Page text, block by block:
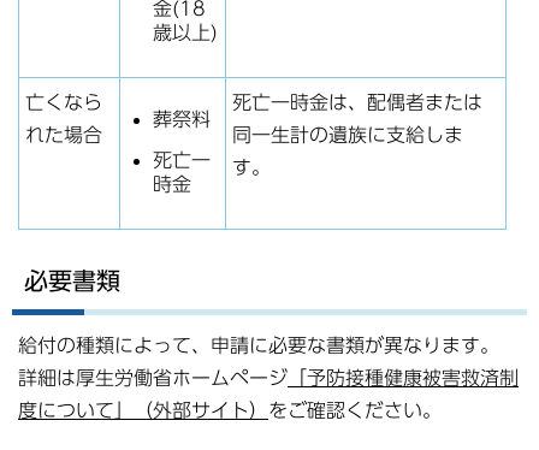
金(18
歳以上)
亡くなら
れた場合
葬祭料
死亡一
時金
死亡一時金は、配偶者または
同一生計の遺族に支給しま
す。
必要書類
給付の種類によって、申請に必要な書類が異なります。
詳細は厚生労働省ホームページ 「予防接種健康被害救済制
度について」（外部サイト） をご確認ください。